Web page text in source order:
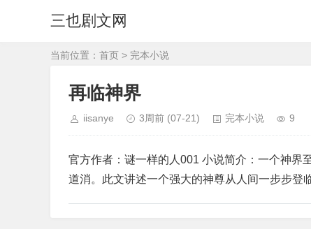
三也剧文网
当前位置： 首页 > 完本小说
再临神界
iisanye 3周前 (07-21) 完本小说 9
官方作者：谜一样的人001 小说简介：一个神界
道消。此文讲述一个强大的神尊从人间一步步登